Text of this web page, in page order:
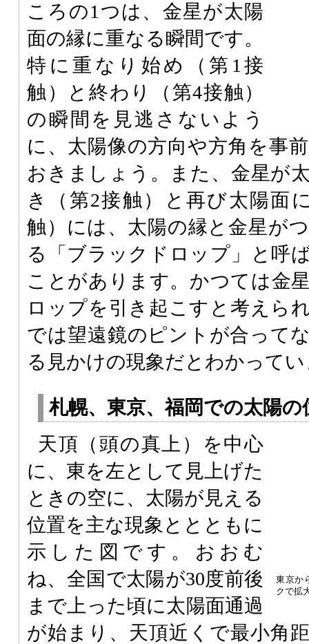
ころの1つは、金星が太陽
面の縁に重なる瞬間です。
特に重なり始め（第1接
触）と終わり（第4接触）
の瞬間を見逃さないよう
に、太陽像の方向や方角を事
おきましょう。また、金星が
き（第2接触）と再び太陽面
触）には、太陽の縁と金星が
る「ブラックドロップ」と呼
ことがあります。かつては金
ロップを引き起こすと考えら
では望遠鏡のピントが合って
る見かけの現象だとわかって
札幌、東京、福岡での太陽の
東京か
クで拡
天頂（頭の真上）を中心
に、東を左として見上げた
ときの空に、太陽が見える
位置を主な現象ととともに
示した図です。おおむ
ね、全国で太陽が30度前後
まで上った頃に太陽面通過
が始まり、天頂近くで最小角